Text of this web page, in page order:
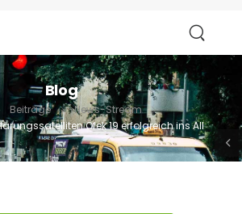
Blog
Beiträge
News-Stream
Ofek 19 erfolgreich ins All